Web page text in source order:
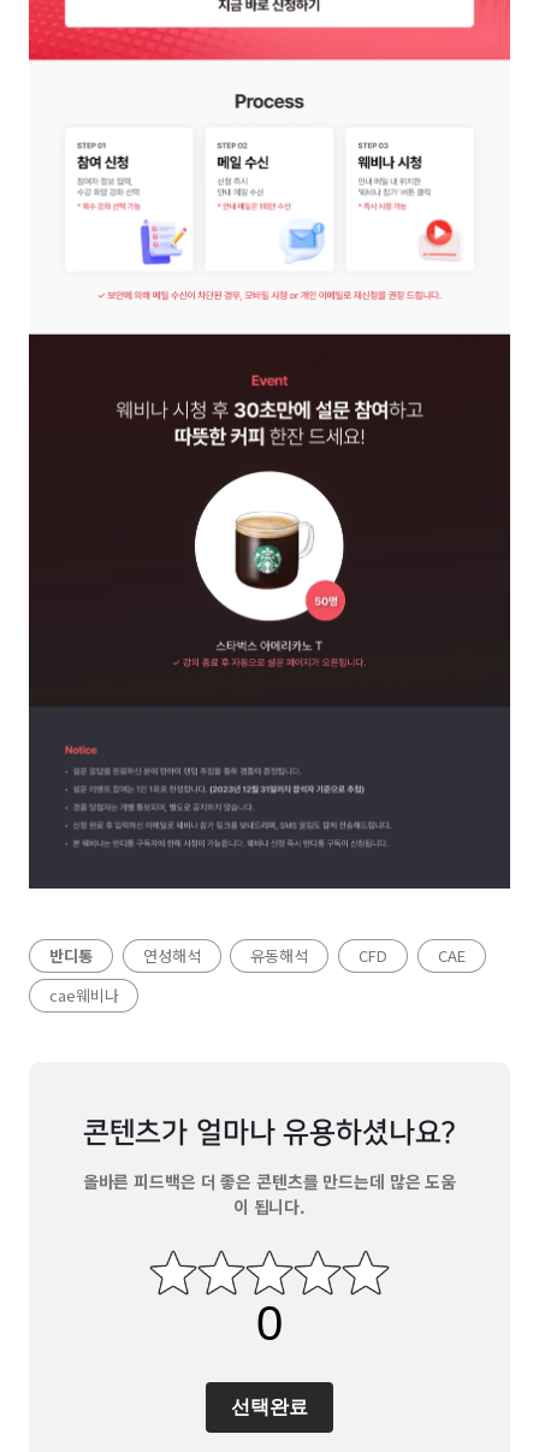
반디통 연성해석 유동해석 CFD
CAE
cae웨비나
콘텐츠가 얼마나 유용하셨나요?
올바른 피드백은 더 좋은 콘텐츠를 만드는데 많은 도움
이 됩니다.
선택완료